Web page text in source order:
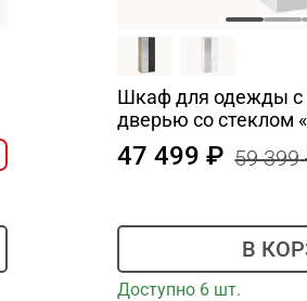
Шкаф для одежды с
дверью со стеклом
47 499 59 399
В
Доступно 6 шт.